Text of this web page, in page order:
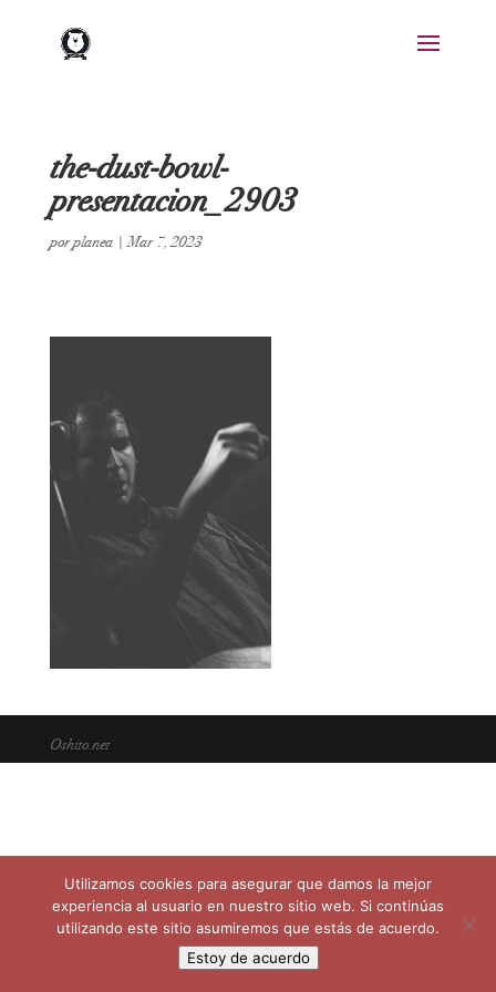
the-dust-bowl-
presentacion_2903
porplanea|Mar 7, 2023
Oshito.net
Utilizamos cookies para asegurar que damos la mejor
experiencia al usuario en nuestro sitio web. Si continúas
utilizando este sitio asumiremos que estás de acuerdo.
Estoy de acuerdo